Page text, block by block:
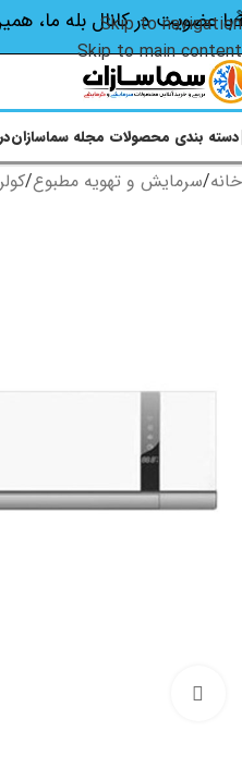
Skip to navigation
Skip to main content
عضویت در کانال بله ما،
دسته بندی محصولات مجله سماسازان
خانه/سرمایش و تهویه مطبوع/